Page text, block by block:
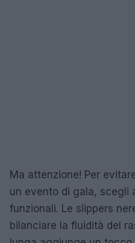
Ma attenzione! Per
un evento di gala, scegli
funzionali. Le slippers
bilanciare la fluidità del